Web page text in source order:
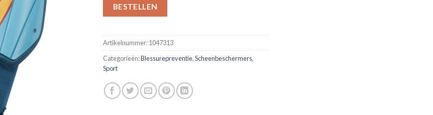
BESTELLEN
Artikelnummer:1047313
Categorieën:Blessurepreventie,Scheenbeschermers,
Sport